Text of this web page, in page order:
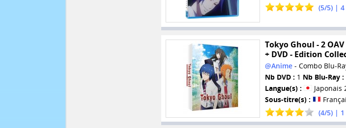
(5/5) | 4
Tokyo Ghoul - 2
+ DVD - Edition
@Anime- Combo Blu-
Nb DVD : 1 Nb Blu-Ray :
Langue(s) :
Japonais
Sous-titre(s) :
(4/5) | 1